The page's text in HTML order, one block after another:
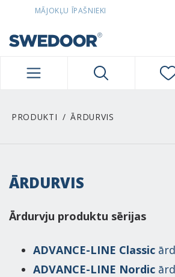
SWEDOORLATVIA
MĀJOKĻU ĪPAŠNIEKI
PRODUKTI ĀRDURVIS
ĀRDURVIS
Ārdurvju produktu sērijas
ADVANCE-LINE Classic
ADVANCE-LINE Nordic